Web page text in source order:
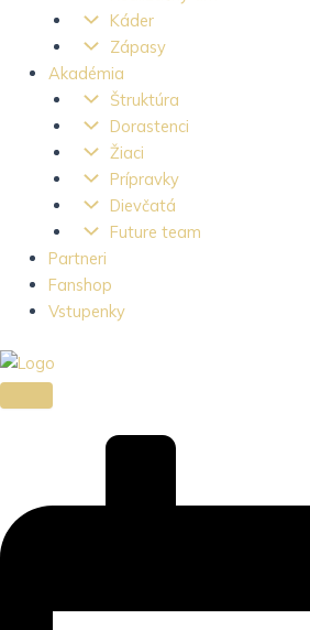
Káder
Zápasy
Akadémia
Štruktúra
Dorastenci
Žiaci
Prípravky
Dievčatá
Future team
Partneri
Fanshop
Vstupenky